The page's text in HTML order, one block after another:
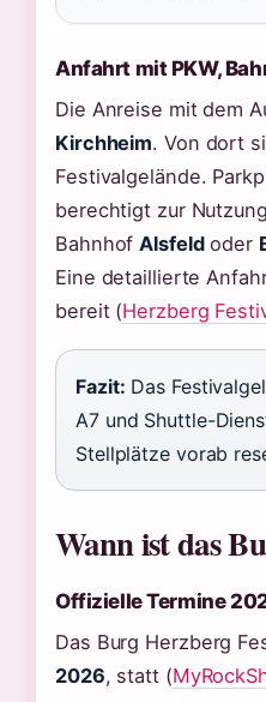
Anfahrt mit PKW,
Die Anreise mit dem
Kirchheim. Von dort
Festivalgelände.
berechtigt zur
BahnhofAlsfeldoder
Eine detaillierte
bereit (Herzberg
Fazit: Das
A7 und Shuttle-
Stellplätze vorab
Wann ist das
Offizielle Termine
Das Burg Herzberg
2026, statt (